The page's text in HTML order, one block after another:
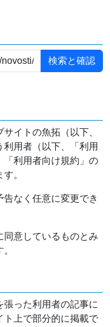
イトの魚拓（以下、
利用者（以下、「利用
「利用者向け規約」の
。
なく任意に変更でき
意しているものとみ
った利用者の記事に
ト上で部分的に掲載で